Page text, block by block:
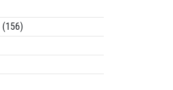
(156)